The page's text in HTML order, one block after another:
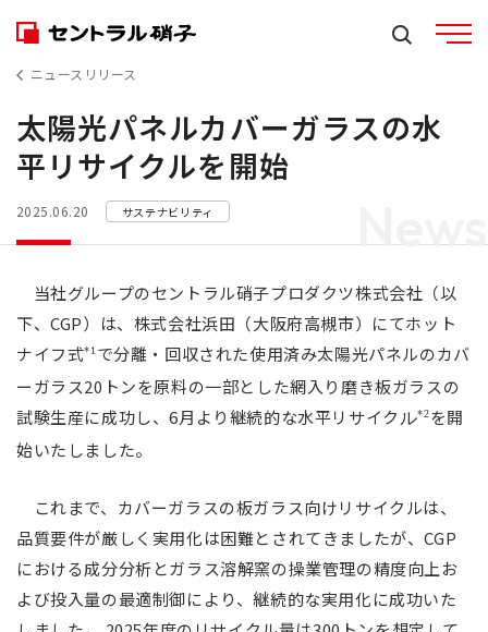
ニュースリリース
News
太陽光パネルカバーガラスの水
平リサイクルを開始
2025.06.20 サステナビリティ
当社グループのセントラル硝子プロダクツ株式会社（以
下、CGP）は、株式会社浜田（大阪府高槻市）にてホット
ナイフ式*1 で分離・回収された使用済み太陽光パネルのカバ
ーガラス20トンを原料の一部とした網入り磨き板ガラスの
試験生産に成功し、6月より継続的な水平リサイク ル*2を開
始いたしました。
これまで、カバーガラスの板ガラス向けリサイクルは、
品質要件が厳しく実用化は困難とされてきましたが、CGP
における成分分析とガラス溶解窯の操業管理の精度向上お
よび投入量の最適制御により、継続的な実用化に成功いた